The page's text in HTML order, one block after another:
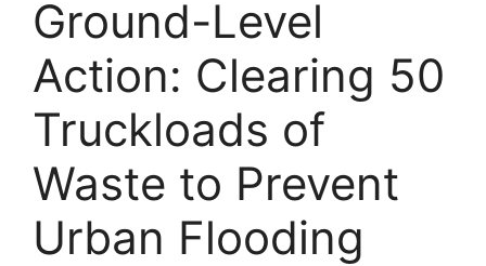
Ground-Level
Action: Clearing 50
Truckloads of
Waste to Prevent
Urban Flooding